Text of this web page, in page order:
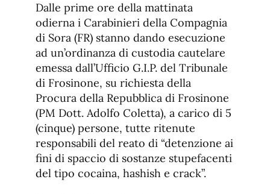
fuente
de
fuente.
Dalle prime ore della mattinata
odierna i Carabinieri della Compagnia
di Sora (FR) stanno dando esecuzione
ad un’ordinanza di custodia cautelare
emessa dall’Ufficio G.I.P. del Tribunale
di Frosinone, su richiesta della
Procura della Repubblica di Frosinone
(PM Dott. Adolfo Coletta), a carico di 5
(cinque) persone, tutte ritenute
responsabili del reato di “detenzione ai
fini di spaccio di sostanze stupefacenti
del tipo cocaina, hashish e crack”.